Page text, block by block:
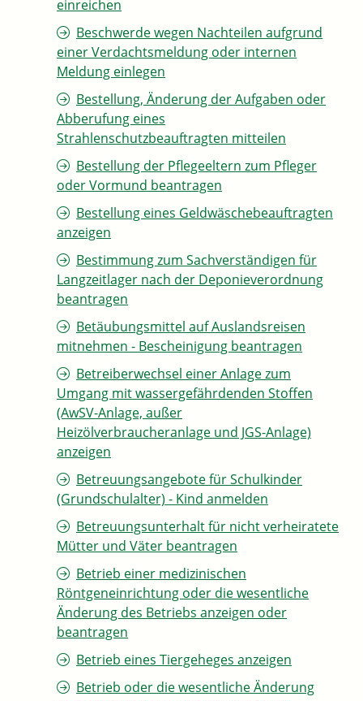
einreichen
Beschwerde wegen Nachteilen aufgrund
einer Verdachtsmeldung oder internen
Meldung einlegen
Bestellung, Änderung der Aufgaben oder
Abberufung eines
Strahlenschutzbeauftragten mitteilen
Bestellung der Pflegeeltern zum Pfleger
oder Vormund beantragen
Bestellung eines Geldwäschebeauftragten
anzeigen
Bestimmung zum Sachverständigen für
Langzeitlager nach der Deponieverordnung
beantragen
Betäubungsmittel auf Auslandsreisen
mitnehmen - Bescheinigung beantragen
Betreiberwechsel einer Anlage zum
Umgang mit wassergefährdenden Stoffen
(AwSV-Anlage, außer
Heizölverbraucheranlage und JGS-Anlage)
anzeigen
Betreuungsangebote für Schulkinder
(Grundschulalter) - Kind anmelden
Betreuungsunterhalt für nicht verheiratete
Mütter und Väter beantragen
Betrieb einer medizinischen
Röntgeneinrichtung oder die wesentliche
Änderung des Betriebs anzeigen oder
beantragen
Betrieb eines Tiergeheges anzeigen
Betrieb oder die wesentliche Änderung